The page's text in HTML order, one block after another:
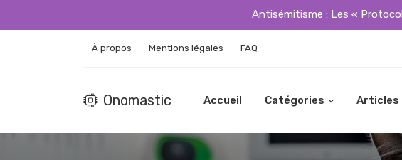
Antisémitisme : Les «
À propos Mentions légales FAQ
Onomastic Accueil Catégories Articles